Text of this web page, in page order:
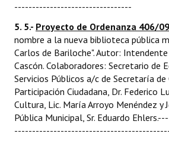
---------------------------------
5. 5.- Proyecto de Ordenanza 406/09
nombre a la nueva biblioteca pública
Carlos de Bariloche". Autor:
Cascón. Colaboradores: Secretario de
Servicios Públicos a/c de Secretaría de
Participación Ciudadana, Dr. Federico
Cultura, Lic. María Arroyo Menéndez y
Pública Municipal, Sr. Eduardo